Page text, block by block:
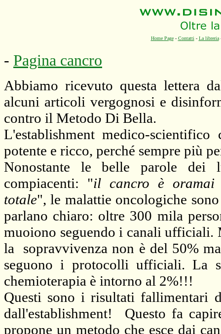
Home Page- Contatti - La libreria
- Pagina cancro
Abbiamo ricevuto questa lettera
alcuni articoli vergognosi e
contro il Metodo Di Bella.
L'establishment medico-
potente e ricco, perché sempre più
Nonostante le belle parole dei
compiacenti: "il cancro è oramai
totale", le malattie oncologiche
parlano chiaro: oltre 300 mila
muoiono seguendo i canali ufficiali.
la sopravvivenza non è del 50%
seguono i protocolli ufficiali. La
chemioterapia è intorno al 2%!!!
Questi sono i risultati fallimentari
dall'establishment! Questo fa
propone un metodo che esce dai